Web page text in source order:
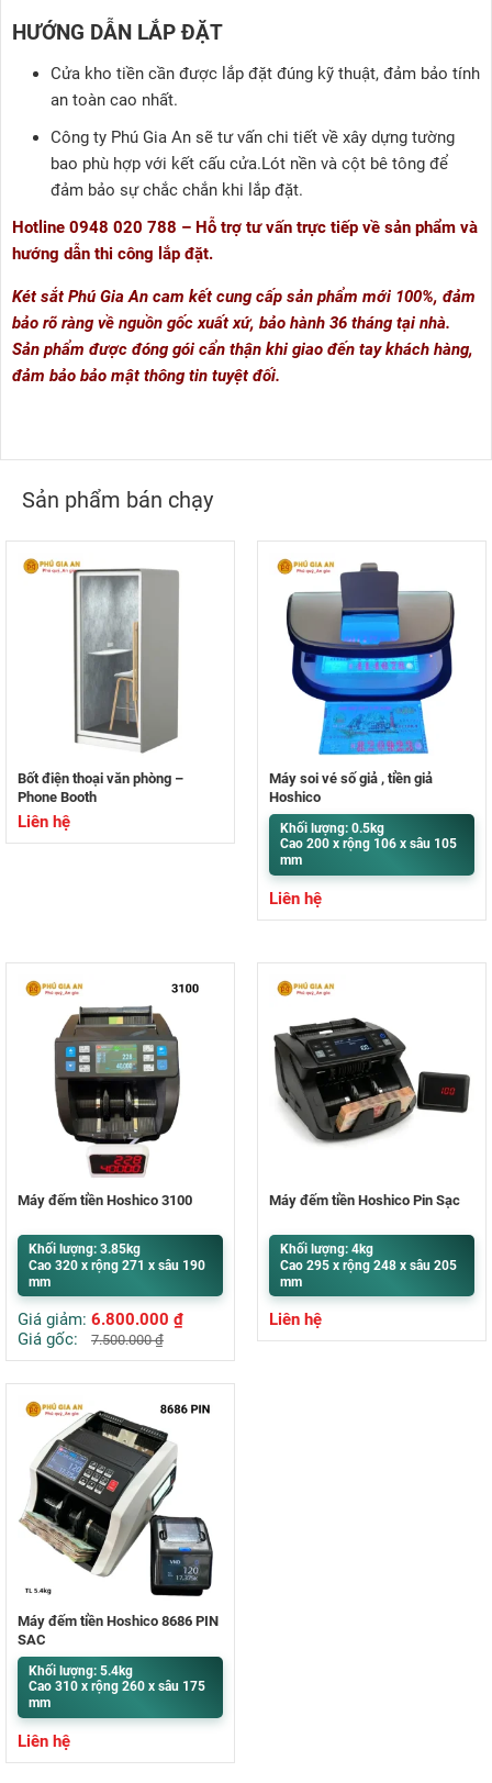
HƯỚNG DẪN LẮP ĐẶT
Cửa kho tiền cần được lắp đặt đúng kỹ thuật, đảm bảo tính
an toàn cao nhất.
Công ty Phú Gia An sẽ tư vấn chi tiết về xây dựng tường
bao phù hợp với kết cấu cửa.Lót nền và cột bê tông để
đảm bảo sự chắc chắn khi lắp đặt.
Hotline 0948 020 788 – Hỗ trợ tư vấn trực tiếp về sản phẩm và
hướng dẫn thi công lắp đặt.
Két sắt Phú Gia An cam kết cung cấp sản phẩm mới 100%, đảm
bảo rõ ràng về nguồn gốc xuất xứ, bảo hành 36 tháng tại nhà.
Sản phẩm được đóng gói cẩn thận khi giao đến tay khách hàng,
đảm bảo bảo mật thông tin tuyệt đối.
Sản phẩm bán chạy
Bốt điện thoại văn phòng –
Phone Booth
Liên hệ
Máy soi vé số giả , tiền giả
Hoshico
Khối lượng: 0.5kg
Cao 200 x rộng 106 x sâu 105
mm
Liên hệ
Máy đếm tiền Hoshico 3100
Khối lượng: 3.85kg
Cao 320 x rộng 271 x sâu 190
mm
Giá giảm: 6.800.000 ₫
Giá gốc:
7.500.000₫
Máy đếm tiền Hoshico Pin Sạc
Khối lượng: 4kg
Cao 295 x rộng 248 x sâu 205
mm
Liên hệ
Máy đếm tiền Hoshico 8686 PIN
SẠC
Khối lượng: 5.4kg
Cao 310 x rộng 260 x sâu 175
mm
Liên hệ